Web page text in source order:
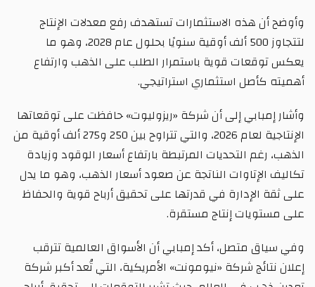
وأوضح أن هذه الاستثمارات تستهدف رفع معدلات الإنتاج
لتتجاوز 500 ألف أوقية سنويًا بحلول عام 2028، وهو ما
يعكس توقعات قوية باستمرار الطلب على الذهب وارتفاع
أهميته كأصل استثماري استراتيجي.
وأشار إمبابي إلى أن شركة «ريزوليوت» حافظت على توقعاتها
الإنتاجية لعام 2026، والتي تتراوح بين 250 و275 ألف أوقية من
الذهب، رغم التحديات المرتبطة بارتفاع أسعار الوقود وزيادة
تكاليف الإتاوات الناتجة عن صعود أسعار الذهب، وهو ما يدل
على ثقة الإدارة في قدرتها على تحقيق أرباح قوية والحفاظ
على مستويات إنتاج مستقرة.
وفي سياق متصل، أكد إمبابي أن الأسواق العالمية تترقب
إعلان نتائج شركة «نيومونت» الأمريكية، التي تُعد أكبر شركة